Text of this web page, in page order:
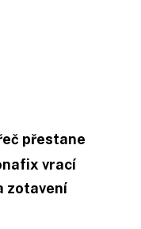
přestane
vrací
zotavení